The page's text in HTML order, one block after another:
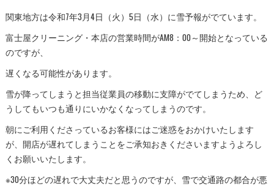
関東地方は令和7年3月4日（火）5日（水）に雪予報がでています。
富士屋クリーニング・本店の営業時間がAM8：00～開始となっている
のですが、
遅くなる可能性があります。
雪が降ってしまうと担当従業員の移動に支障がでてしまうため、ど
うしてもいつも通りにいかなくなってしまうのです。
朝にご利用くださっているお客様にはご迷惑をおかけいたします
が、開店が遅れてしまうことをご承知おきくださいますようよろし
くお願いいたします。
※30分ほどの遅れで大丈夫だと思うのですが、雪で交通路の都合が悪